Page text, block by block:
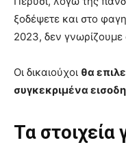
ξοδέψετε και στο
2023, δεν γνωρίζουμε
Οι δικαιούχοι θα
συγκεκριμένα
Τα στοιχεία